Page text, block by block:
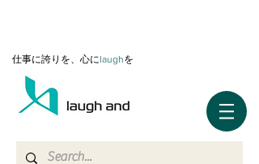
仕事に誇りを、心にlaughを